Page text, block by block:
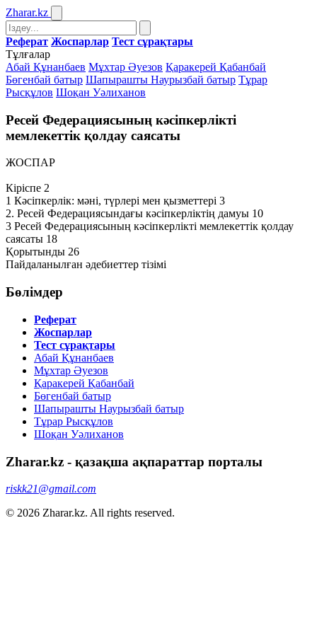
Zharar.kz
Реферат Жоспарлар Тест сұрақтары
Тұлғалар
Абай Құнанбаев Мұхтар Әуезов Қаракерей Қабанбай
Бөгенбай батыр Шапырашты Наурызбай батыр Тұрар
Рысқұлов Шоқан Уәлиханов
Ресей Федерациясының кәсіпкерлікті
мемлекеттік қолдау саясаты
ЖОСПАР
Кіріспе 2
1 Кәсіпкерлік: мәні, түрлері мен қызметтері 3
2. Ресей Федерациясындағы кәсіпкерліктің дамуы 10
3 Ресей Федерациясының кәсіпкерлікті мемлекеттік қолдау
саясаты 18
Қорытынды 26
Пайдаланылған әдебиеттер тізімі
Бөлімдер
Реферат
Жоспарлар
Тест сұрақтары
Абай Құнанбаев
Мұхтар Әуезов
Қаракерей Қабанбай
Бөгенбай батыр
Шапырашты Наурызбай батыр
Тұрар Рысқұлов
Шоқан Уәлиханов
Zharar.kz - қазақша ақпараттар порталы
riskk21@gmail.com
© 2026 Zharar.kz. All rights reserved.